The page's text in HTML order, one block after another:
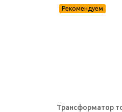
Трансформатор